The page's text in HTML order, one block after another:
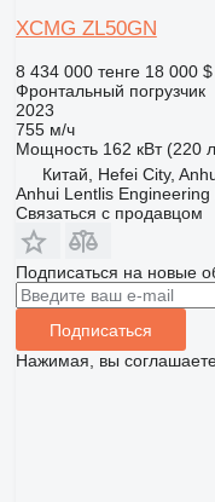
XCMG ZL50GN
8 434 000 тенге 18 000 $
Фронтальный погрузчик
2023
755 м/ч
Мощность 162 кВт (220
Китай, Hefei City,
Anhui Lentlis
Связаться с продавцом
Подписаться на новые
Подписаться
Нажимая, вы